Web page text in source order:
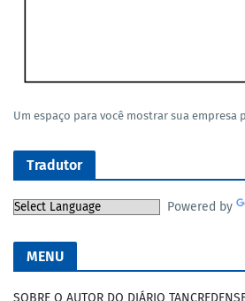
Um espaço para você mostrar sua empresa
Tradutor
Powered by
MENU